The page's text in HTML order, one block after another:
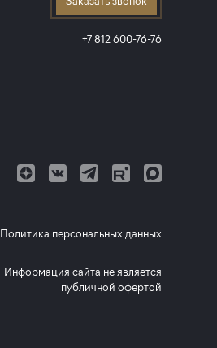
+7 812 600-76-76
Политика персональных данных
Информация сайта не является
публичной офертой